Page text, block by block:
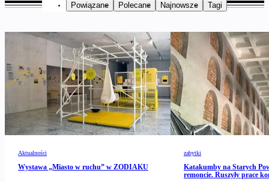
Powiązane Polecane Najnowsze Tagi
Aktualności
Wystawa „Miasto w ruchu” w ZODIAKU
zabytki
Katakumby na Starych
remoncie. Ruszyły prace